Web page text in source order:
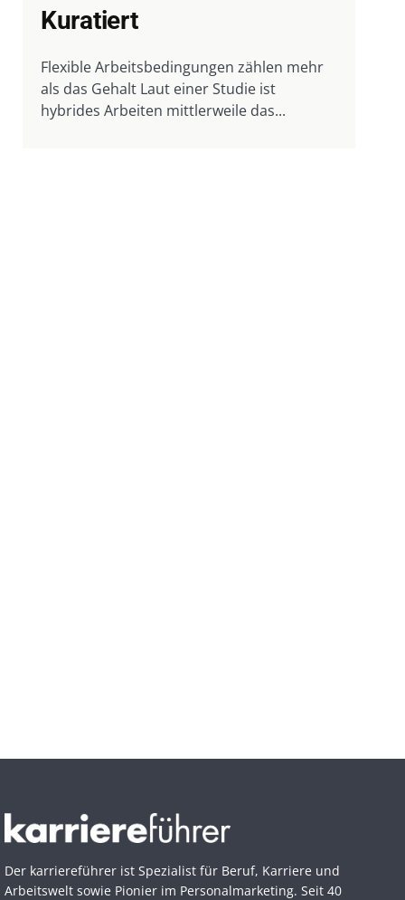
Kuratiert
Flexible Arbeitsbedingungen zählen mehr
als das Gehalt Laut einer Studie ist
hybrides Arbeiten mittlerweile das...
Der karriereführer ist Spezialist für Beruf, Karriere und
Arbeitswelt sowie Pionier im Personal­marketing. Seit 40